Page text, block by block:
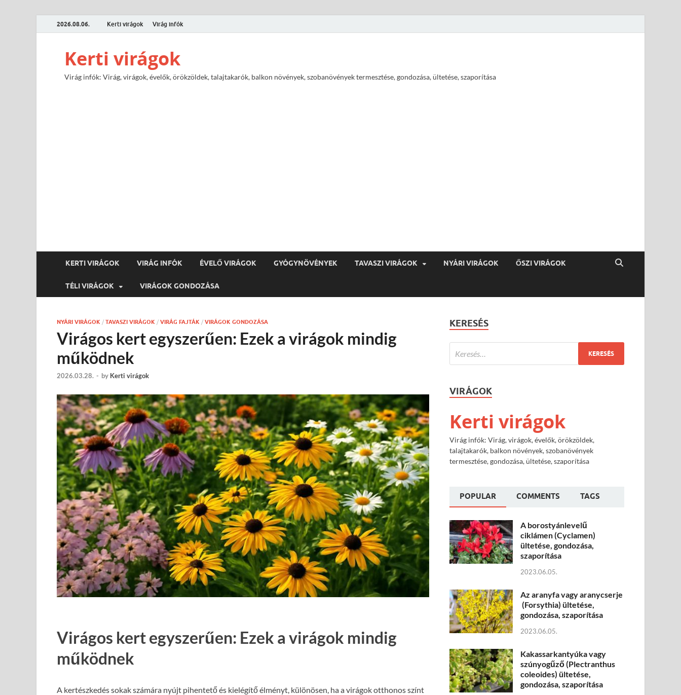
2026.08.06. Kerti virágok Virág infók
Kerti virágok
Virág infók: Virág, virágok, évelők, örökzöldek, talajtakarók, balkon növények, szobanövények termesztése, gondozása, ültetése, szaporítása
KERTI VIRÁGOK VIRÁG INFÓK ÉVELŐ VIRÁGOK GYÓGYNÖVÉNYEK TAVASZI VIRÁGOK NYÁRI VIRÁGOK ŐSZI VIRÁGOK
TÉLI VIRÁGOK VIRÁGOK GONDOZÁSA
NYÁRI VIRÁGOK / TAVASZI VIRÁGOK / VIRÁG FAJTÁK / VIRÁGOK GONDOZÁSA
Virágos kert egyszerűen: Ezek a virágok mindig
működnek
2026.03.28. - by Kerti virágok
Virágos kert egyszerűen: Ezek a virágok mindig
működnek
A kertészkedés sokak számára nyújt pihentető és kielégítő élményt, különösen, ha a virágok otthonos színt
KERESÉS
VIRÁGOK
Kerti virágok
Virág infók: Virág, virágok, évelők, örökzöldek,
talajtakarók, balkon növények, szobanövények
termesztése, gondozása, ültetése, szaporítása
POPULAR COMMENTS TAGS
A borostyánlevelű
ciklámen (Cyclamen)
ültetése, gondozása,
szaporítása
2023.06.05.
Az aranyfa vagy aranycserje
(Forsythia) ültetése,
gondozása, szaporítása
2023.06.05.
Kakassarkantyúka vagy
szúnyogűző (Plectranthus
coleoides) ültetése,
gondozása, szaporítása